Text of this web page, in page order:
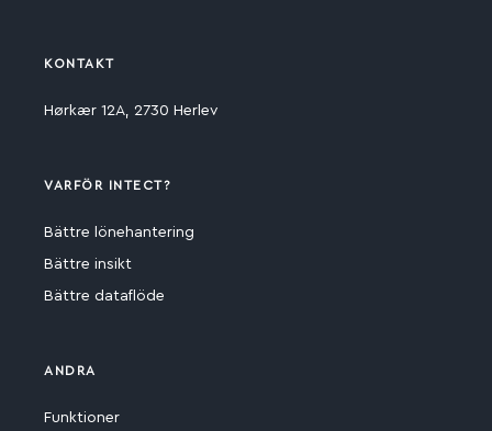
KONTAKT
Hørkær 12A, 2730 Herlev
VARFÖR INTECT?
Bättre lönehantering
Bättre insikt
Bättre dataflöde
ANDRA
Funktioner